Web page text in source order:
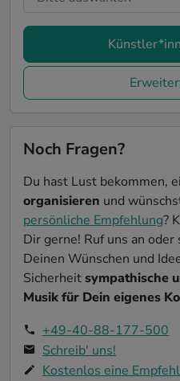
Noch Fragen?
Du hast Lust bekommen,
organisieren und
persönliche Empfehlung?
Dir gerne! Ruf uns an
Deinen Wünschen und
Sicherheitsympathische
Musik für Dein eigenes
+49-40-88-177-500
Schreib' uns!
Kostenlos eine